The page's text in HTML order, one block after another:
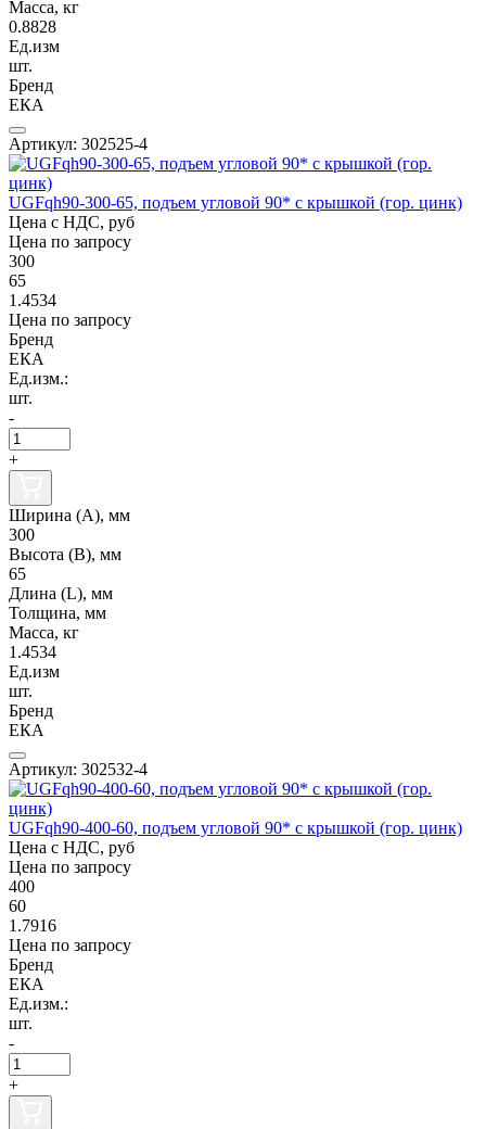
Масса, кг
0.8828
Ед.изм
шт.
Бренд
ЕКА
Артикул: 302525-4
UGFqh90-300-65, подъем угловой 90* с крышкой (гор. цинк)
Цена с НДС, руб
Цена по запросу
300
65
1.4534
Цена по запросу
Бренд
ЕКА
Ед.изм.:
шт.
-
+
Ширина (А), мм
300
Высота (В), мм
65
Длина (L), мм
Толщина, мм
Масса, кг
1.4534
Ед.изм
шт.
Бренд
ЕКА
Артикул: 302532-4
UGFqh90-400-60, подъем угловой 90* с крышкой (гор. цинк)
Цена с НДС, руб
Цена по запросу
400
60
1.7916
Цена по запросу
Бренд
ЕКА
Ед.изм.:
шт.
-
+